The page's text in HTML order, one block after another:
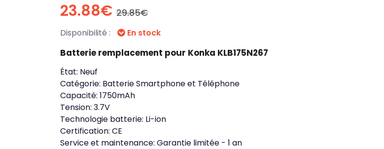
23.88€ 29.85€
Disponibilité : En stock
Batterie remplacement pour Konka KLB175N267
État: Neuf
Catégorie: Batterie Smartphone et Téléphone
Capacité: 1750mAh
Tension: 3.7V
Technologie batterie: Li-ion
Certification: CE
Service et maintenance: Garantie limitée - 1 an